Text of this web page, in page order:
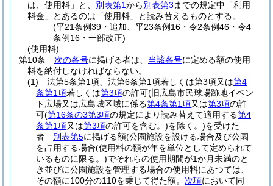
は、使用料」と、 別表第1から別表第3 までの規定中「利用
料金」とあるのは「使用料」と読み替えるものとする。
(平21条例39・追加、平23条例16・令2条例46・令4
条例16・一部改正)
(使用料)
第10条
次の各号に掲げる者は、 当該各号に定める額の使用
料を納付しなければならない。
(1)
法第5条第1項、法第6条第1項若しくは第3項又は第4
条第1項若しくは第3項の許可(旧広島市民球場跡地イベン
ト広場又は広島城区域に係る第4条第1項又は第3項の許
可(第16条の3第3項の規定により読み替えて適用する第4
条第1項又は第3項の許可を含む。)を除く。)を受けた
者 別表第5に掲げる額(公園施設を設ける場合及び公園
を占用する場合(使用料の額が年を単位として定められて
いるものに限る。)でそれらの使用期間が1か月未満のと
き並びに公園施設を管理する場合の使用料にあつては、
その額に100分の110を乗じて得た額。 次項において同